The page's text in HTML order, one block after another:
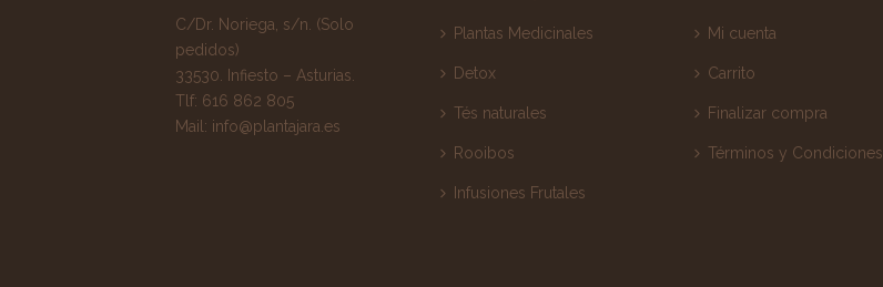
C/Dr. Noriega, s/n. (Solo
pedidos)
33530. Infiesto – Asturias.
Tlf: 616 862 805
Mail: info@plantajara.es
Plantas Medicinales
Detox
Tés naturales
Rooibos
Infusiones Frutales
Mi cuenta
Carrito
Finalizar compra
Términos y Condiciones